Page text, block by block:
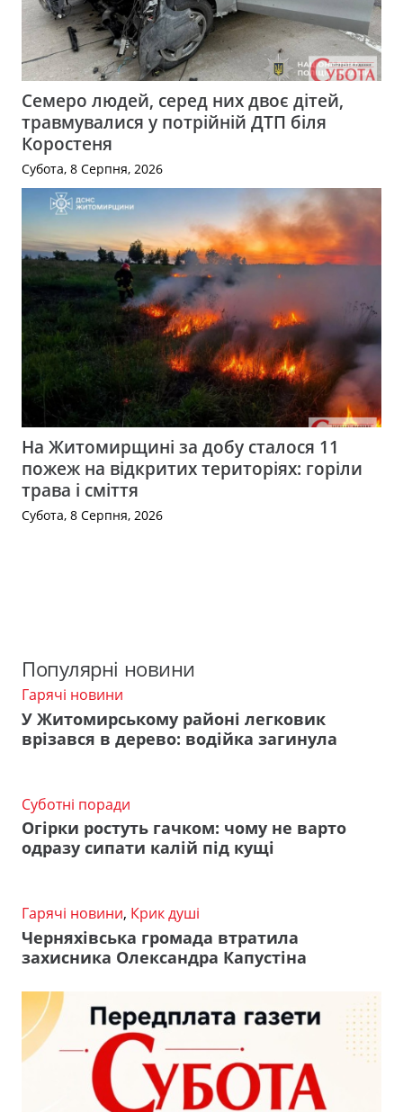
Семеро людей, серед них двоє дітей,
травмувалися у потрійній ДТП біля
Коростеня
Субота, 8 Серпня, 2026
На Житомирщині за добу сталося 11
пожеж на відкритих територіях: горіли
трава і сміття
Субота, 8 Серпня, 2026
Популярні новини
Гарячі новини
У Житомирському районі легковик
врізався в дерево: водійка загинула
Суботні поради
Огірки ростуть гачком: чому не варто
одразу сипати калій під кущі
Гарячі новини, Крик душі
Черняхівська громада втратила
захисника Олександра Капустіна